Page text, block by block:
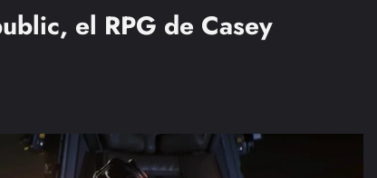
el RPG de Casey